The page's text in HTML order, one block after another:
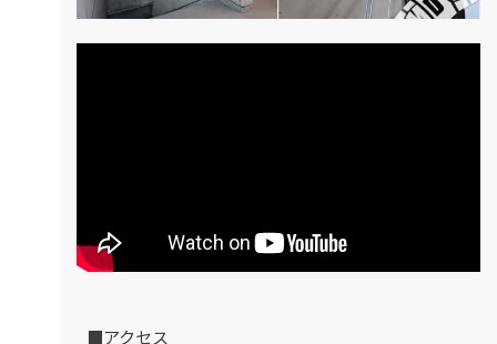
■アクセス